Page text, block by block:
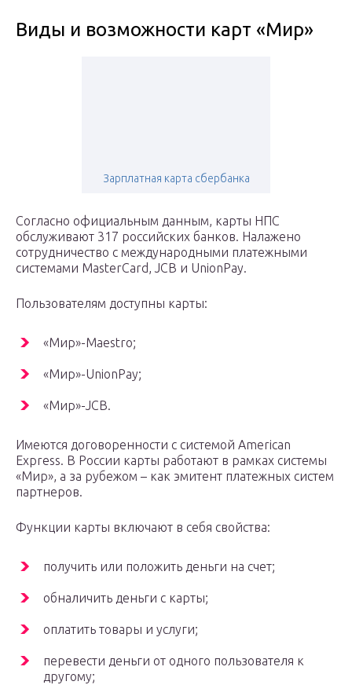
Виды и возможности карт «Мир»
Зарплатная карта сбербанка
Согласно официальным данным, карты НПС
обслуживают 317 российских банков. Налажено
сотрудничество с международными платежными
системами MasterCard, JCB и UnionPay.
Пользователям доступны карты:
«Мир»-Maestro;
«Мир»-UnionPay;
«Мир»-JCB.
Имеются договоренности с системой American
Express. В России карты работают в рамках системы
«Мир», а за рубежом – как эмитент платежных систем
партнеров.
Функции карты включают в себя свойства:
получить или положить деньги на счет;
обналичить деньги с карты;
оплатить товары и услуги;
перевести деньги от одного пользователя к
другому;